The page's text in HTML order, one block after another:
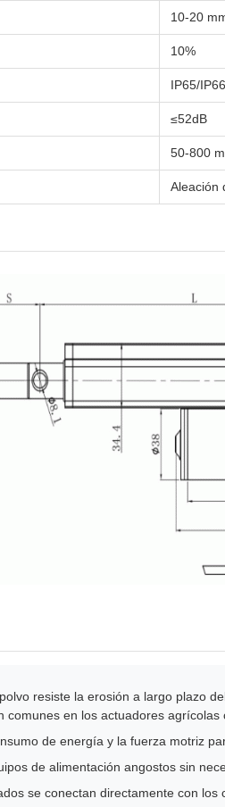
10-20
10%
IP65/
≤52dB
50-800
Aleación
resiste la erosión a largo plazo
comunes en los actuadores agrícolas
de energía y la fuerza motriz
de alimentación angostos sin
se conectan directamente con